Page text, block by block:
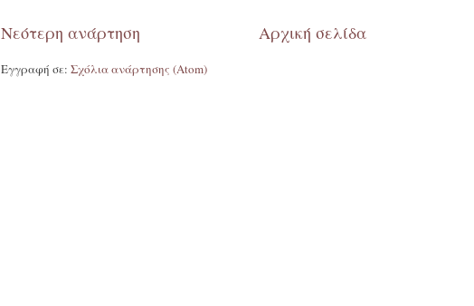
Νεότερη ανάρτηση Αρχική σελίδα
Εγγραφή σε: Σχόλια ανάρτησης (Atom)